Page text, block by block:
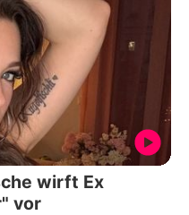
wirft Ex
vor